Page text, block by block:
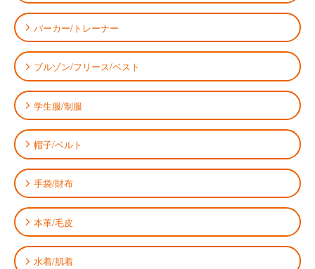
パーカー/トレーナー
ブルゾン/フリース/ベスト
学生服/制服
帽子/ベルト
手袋/財布
本革/毛皮
水着/肌着